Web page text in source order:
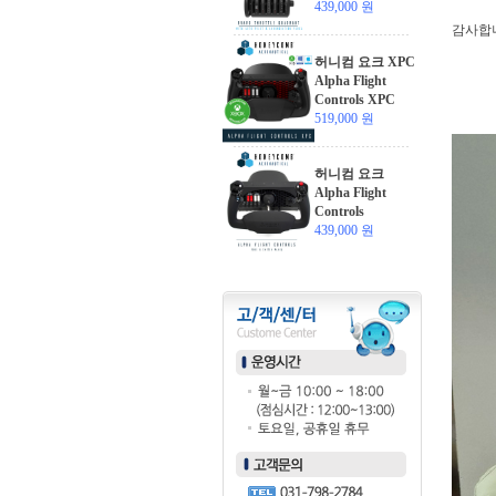
439,000 원
허니컴 요크 XPC
Alpha Flight
Controls XPC
519,000 원
허니컴 요크
Alpha Flight
Controls
439,000 원
감사합